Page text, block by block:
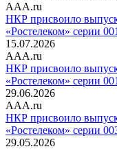
AAA.ru
НКР присвоило
«Ростелеком» серии
15.07.2026
AAA.ru
НКР присвоило
«Ростелеком» серии
29.06.2026
AAA.ru
НКР присвоило
«Ростелеком» серии
29.05.2026